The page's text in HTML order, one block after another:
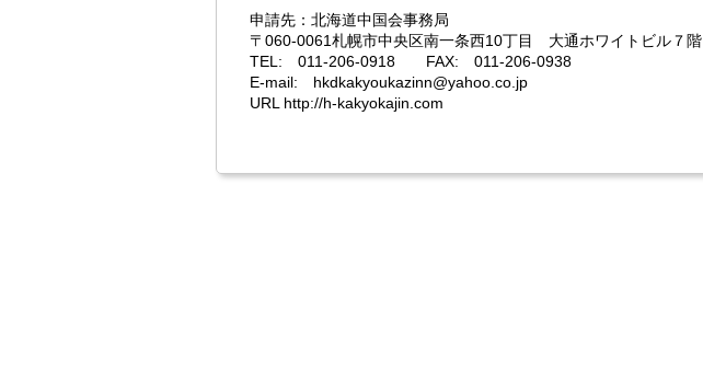
申請先：北海道中国会事務局
〒060-0061札幌市中央区南一条西10丁目 大通ホワイトビル７階
TEL: 011-206-0918 FAX: 011-206-0938
E-mail: hkdkakyoukazinn@yahoo.co.jp
URL http://h-kakyokajin.com